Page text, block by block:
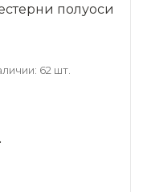
полуоси
62 шт.